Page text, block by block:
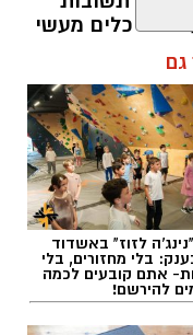
ארגז כלים מעשי
מהכאב ולהמשיך
אנחנו לא
גם
לזוז" באשדוד
בלי מחזורים, בלי
אתם קובעים לכמה
להירשם!